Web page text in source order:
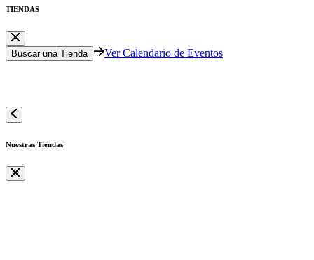
TIENDAS
Buscar una Tienda Ver Calendario de Eventos
Nuestras Tiendas